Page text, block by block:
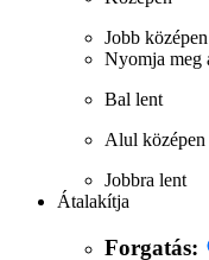
Jobb középen
Nyomja meg
Bal lent
Alul középen
Jobbra lent
Átalakítja
Forgatás: